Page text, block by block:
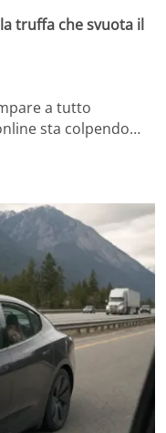
truffa che svuota il
a tutto
sta colpendo…